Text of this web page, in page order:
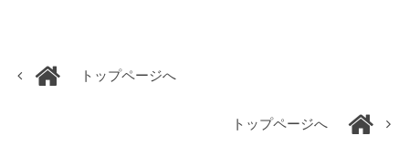
トップページへ
トップページへ